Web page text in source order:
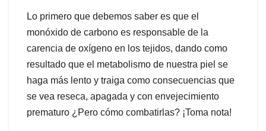
Lo primero que debemos saber es que el
monóxido de carbono es responsable de la
carencia de oxígeno en los tejidos, dando como
resultado que el metabolismo de nuestra piel se
haga más lento y traiga como consecuencias que
se vea reseca, apagada y con envejecimiento
prematuro ¿Pero cómo combatirlas? ¡Toma nota!